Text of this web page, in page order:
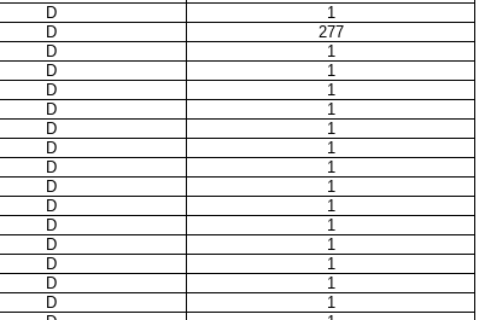
D
1
D
277
D
1
D
1
D
1
D
1
D
1
D
1
D
1
D
1
D
1
D
1
D
1
D
1
D
1
D
1